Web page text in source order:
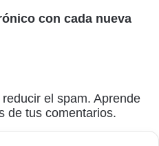
con cada nueva
el spam. Aprende
de tus comentarios.